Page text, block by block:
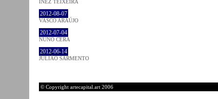
INEZ TEIXEIRA
2012-08-07
VASCO ARAÚJO
2012-07-04
NUNO CERA
2012-06-14
JULIÃO SARMENTO
© Copyright artecapital.art 2006